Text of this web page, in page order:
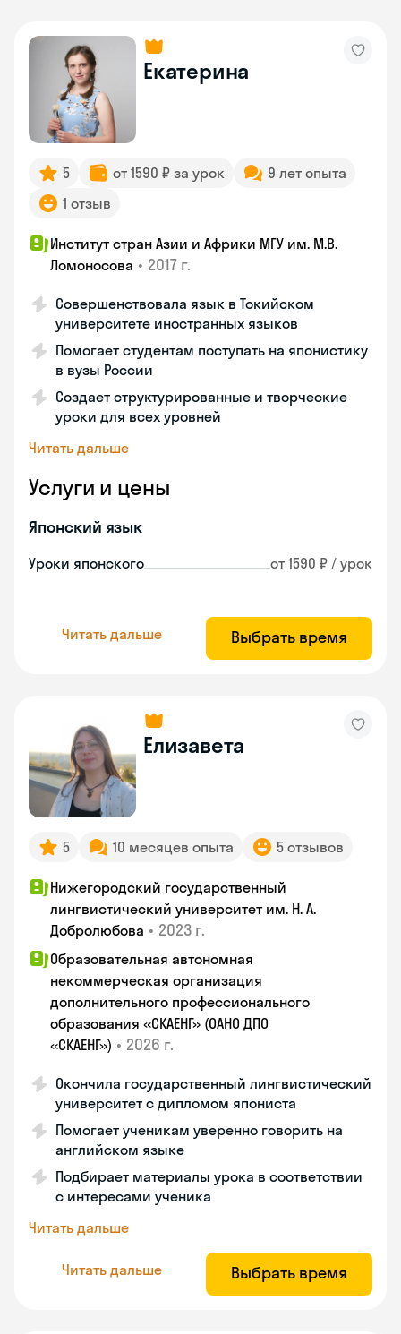
Екатерина
5 от 1590 ₽ за урок
9 лет опыта
1 отзыв
Институт стран Азии и Африки МГУ им. М.В.
Ломоносова • 2017 г.
Совершенствовала язык в Токийском
университете иностранных языков
Помогает студентам поступать на японистику
в вузы России
Создает структурированные и творческие
уроки для всех уровней
Читать дальше
Услуги и цены
Японский язык
Уроки японского от 1590 ₽ / урок
Читать дальше Выбрать время
Елизавета
5 10 месяцев опыта 5 отзывов
Нижегородский государственный
лингвистический университет им. Н. А.
Добролюбова • 2023 г.
Образовательная автономная
некоммерческая организация
дополнительного профессионального
образования «СКАЕНГ» (ОАНО ДПО
«СКАЕНГ») • 2026 г.
Окончила государственный лингвистический
университет с дипломом япониста
Помогает ученикам уверенно говорить на
английском языке
Подбирает материалы урока в соответствии
с интересами ученика
Читать дальше
Читать дальше Выбрать время